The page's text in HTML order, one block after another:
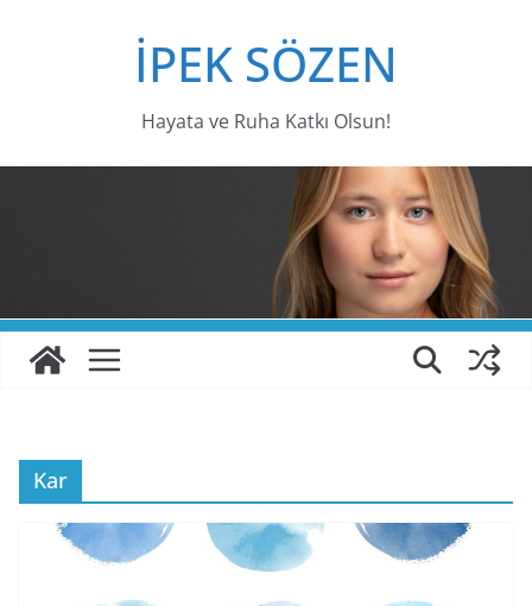
İPEK SÖZEN
Hayata ve Ruha Katkı Olsun!
Kar